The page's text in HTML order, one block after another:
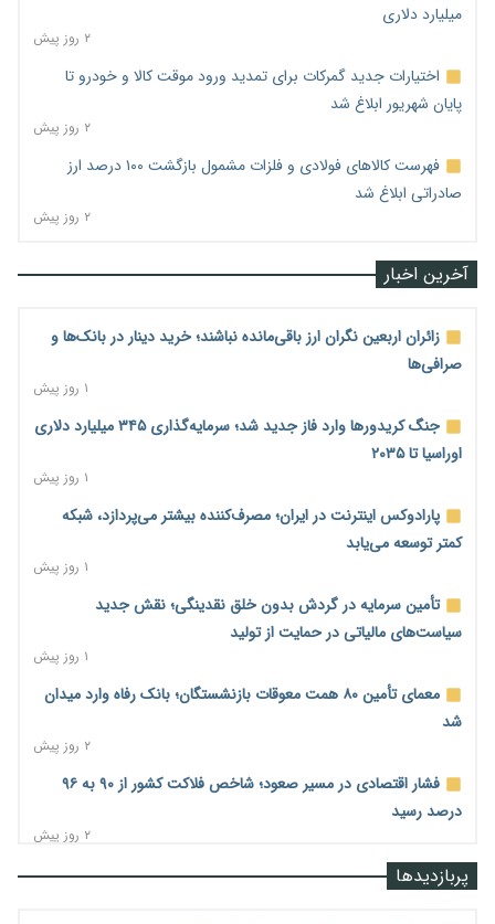
میلیارد دلاری
۲ روز پیش
اختیارات جدید گمرکات برای تمدید ورود موقت کالا و خودرو تا
پایان شهریور ابلاغ شد
۲ روز پیش
فهرست کالاهای فولادی و فلزات مشمول بازگشت ۱۰۰ درصد ارز
صادراتی ابلاغ شد
۲ روز پیش
آخرین اخبار
زائران اربعین نگران ارز باقی‌مانده نباشند؛ خرید دینار در بانک‌ها و
صرافی‌ها
۱ روز پیش
جنگ کریدورها وارد فاز جدید شد؛ سرمایه‌گذاری ۳۴۵ میلیارد دلاری
اوراسیا تا ۲۰۳۵
۱ روز پیش
پارادوکس اینترنت در ایران؛ مصرف‌کننده بیشتر می‌پردازد، شبکه
کمتر توسعه می‌یابد
۱ روز پیش
تأمین سرمایه در گردش بدون خلق نقدینگی؛ نقش جدید
سیاست‌های مالیاتی در حمایت از تولید
۱ روز پیش
معمای تأمین ۸۰ همت معوقات بازنشستگان؛ بانک رفاه وارد میدان
شد
۲ روز پیش
فشار اقتصادی در مسیر صعود؛ شاخص فلاکت کشور از ۹۰ به ۹۶
درصد رسید
۲ روز پیش
رشد ۷۵ هزار میلیاردی بازار خرید اعتباری؛ فین‌تک‌ها وارد میدان پربازدیدها